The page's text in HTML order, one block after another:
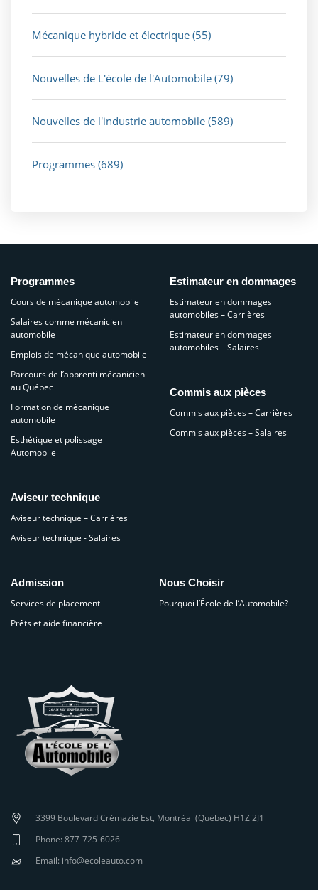
Mécanique hybride et électrique (55)
Nouvelles de L'école de l'Automobile (79)
Nouvelles de l'industrie automobile (589)
Programmes (689)
3399 Boulevard Crémazie Est, Montréal (Québec) H1Z 2J1
Phone: 877-725-6026
✉ Email: info@ecoleauto.com
Programmes
Cours de mécanique automobile
Salaires comme mécanicien
automobile
Emplois de mécanique automobile
Parcours de l’apprenti mécanicien
au Québec
Formation de mécanique
automobile
Esthétique et polissage
Automobile
Aviseur technique
Aviseur technique – Carrières
Aviseur technique - Salaires
Estimateur en dommages
Estimateur en dommages
automobiles – Carrières
Estimateur en dommages
automobiles – Salaires
Commis aux pièces
Commis aux pièces – Carrières
Commis aux pièces – Salaires
Admission
Services de placement
Prêts et aide financière
Nous Choisir
Pourquoi l’École de l’Automobile?